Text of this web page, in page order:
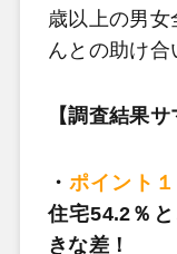
歳以上の男
んとの助け合
【調査結果サ
・ポイント１
住宅54.2％
きな差！